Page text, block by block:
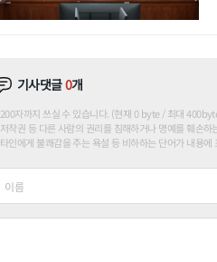
기사댓글0개
200자까지 쓰실 수 있습니다. (현재 0 byte / 최대
저작권 등 다른 사람의 권리를 침해하거나 명예를 훼손
타인에게 불쾌감을 주는 욕설 등 비하하는 단어가 내용